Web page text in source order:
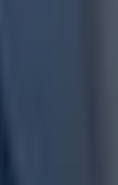
כל היום רצים
הוא מתחיל
הפגישות
שהקב"ה לא
לו, אין
בנו,
ורוצים